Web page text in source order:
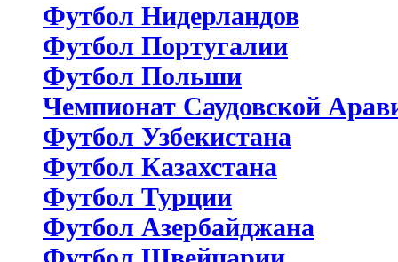
Футбол Нидерландов
Футбол Португалии
Футбол Польши
Чемпионат Саудовской
Футбол Узбекистана
Футбол Казахстана
Футбол Турции
Футбол Азербайджана